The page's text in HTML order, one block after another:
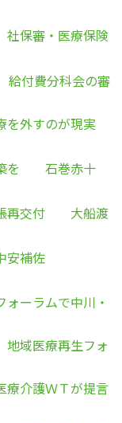
保審・医療保険
付費分科会の審
を外すのが現実
築を 石巻赤十
帳再交付 大船渡
補佐
ーラムで中川・
域医療再生フォ
介護ＷＴが提言